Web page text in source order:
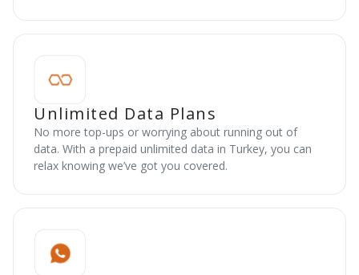
Unlimited Data Plans
No more top-ups or worrying about running out of
data. With a prepaid unlimited data in Turkey, you can
relax knowing we’ve got you covered.